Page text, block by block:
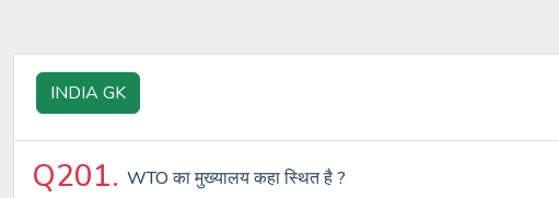
INDIA GK
Q201. WTO का मुख्यालय कहा स्थित है ?